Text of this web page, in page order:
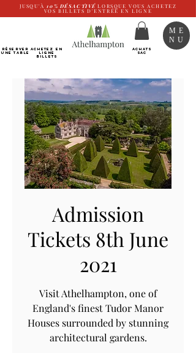
JUSQU'À 10% DÉSACTIVÉ LORSQUE VOUS ACHETEZ
VOS BILLETS D'ENTRÉE EN LIGNE
RÉSERVER
UNE TABLE
Achetez EN
LIGNE
Billets
ACHATS
SAC
ME
NU
Admission
Tickets 8th June
2021
Visit Athelhampton, one of
England's finest Tudor Manor
Houses surrounded by stunning
architectural gardens.